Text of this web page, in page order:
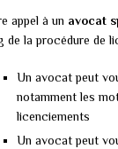
appel à un avocat
de la procédure de
Un avocat peut
notamment les
licenciements
Un avocat peut